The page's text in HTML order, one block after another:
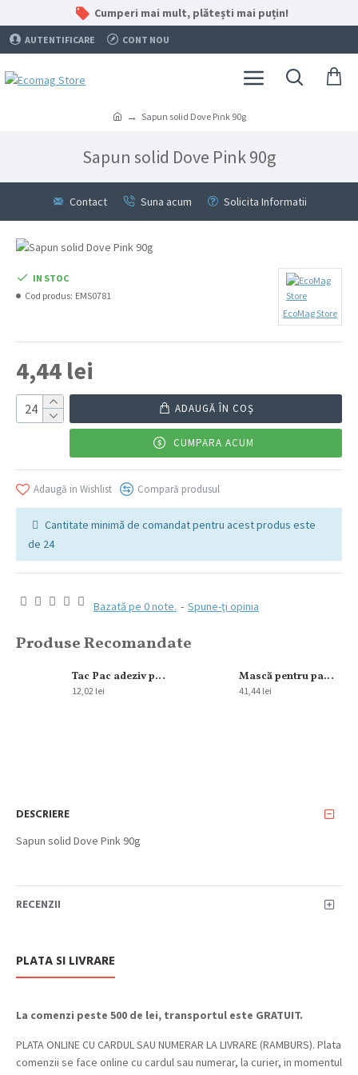
Cumperi mai mult, plătești mai puțin!
AUTENTIFICARE CONT NOU
Sapun solid Dove Pink 90g
Sapun solid Dove Pink 90g
Contact Suna acum Solicita Informatii
Bazată pe 0 note. - Spune-ţi opinia
4,44 lei
IN STOC
Cod produs: EMS0781
EcoMag Store
ADAUGĂ ÎN COŞ
CUMPARA ACUM
Adaugă in Wishlist Compară produsul
Cantitate minimă de comandat pentru acest produs este
de 24
Produse Recomandate
Tac Pac adeziv pentru incaltaminte 9 gr
12,02 lei
Mască pentru par L’Oreal Paris Elseve Ulei Extraordinary 300 ml
41,44 lei
DESCRIERE
Sapun solid Dove Pink 90g
RECENZII
PLATA SI LIVRARE
La comenzi peste 500 de lei, transportul este GRATUIT.
PLATA ONLINE CU CARDUL SAU NUMERAR LA LIVRARE (RAMBURS). Plata
comenzii se face online cu cardul sau numerar, la curier, in momentul